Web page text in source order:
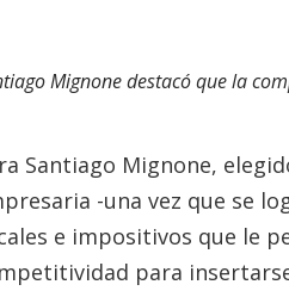
Mignone destacó que la
Santiago Mignone,
-una vez que se
e impositivos que le
para